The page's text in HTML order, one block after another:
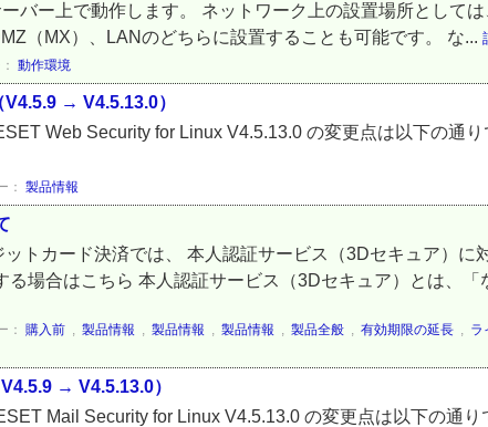
バー上で動作します。 ネットワーク上の設置場所として
（MX）、LANのどちらに設置することも可能です。 な...
動作環境
→ V4.5.13.0）
Web Security for Linux V4.5.13.0 の変更点は以下の通
： 製品情報
トカード決済では、 本人認証サービス（3Dセキュア）に
場合はこちら 本人認証サービス（3Dセキュア）とは、
： 購入前 , 製品情報 , 製品情報 , 製品情報 , 製品全般 , 有効期限の延長 , ラ
→ V4.5.13.0）
Mail Security for Linux V4.5.13.0 の変更点は以下の通